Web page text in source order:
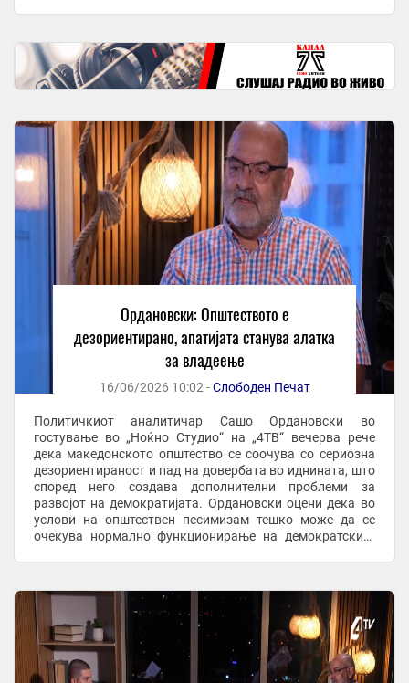
Ордановски: Општеството е
дезориентирано, апатијата станува алатка
за владеење
16/06/2026 10:02 -Слободен Печат
Политичкиот аналитичар Сашо Ордановски во
гостување во „Ноќно Студио“ на „4ТВ“ вечерва рече
дека македонското општество се соочува со сериозна
дезориентираност и пад на довербата во иднината, што
според него создава дополнителни проблеми за
развојот на демократијата. Ордановски оцени дека во
услови на општествен песимизам тешко може да се
очекува нормално функционирање на демократските